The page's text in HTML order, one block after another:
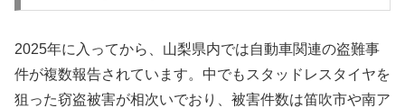
2025年に入ってから、山梨県内では自動車関連の盗難事
件が複数報告されています。中でもスタッドレスタイヤを
狙った窃盗被害が相次いでおり、被害件数は笛吹市や南ア